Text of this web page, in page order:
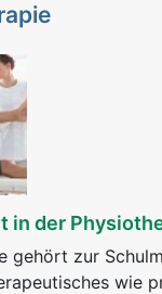
in der
gehört zur
wie